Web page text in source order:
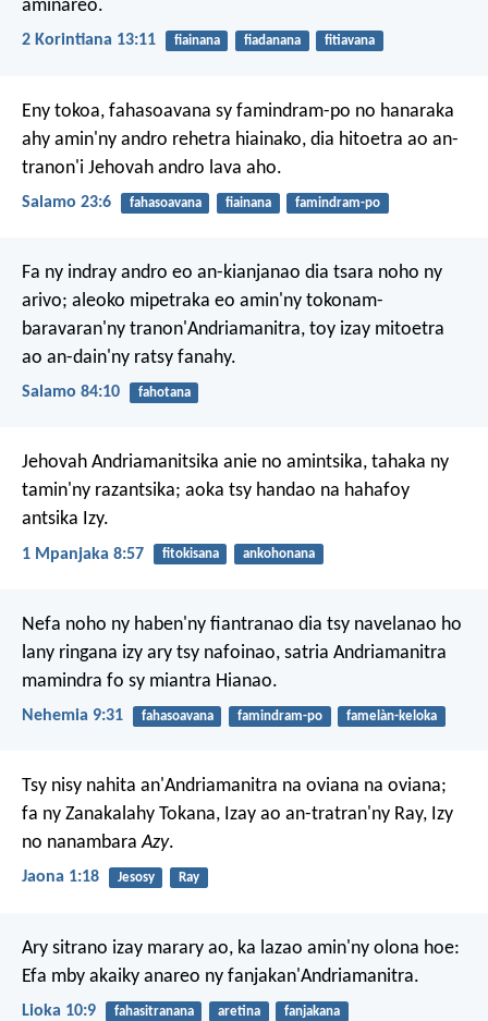
aminareo.
2 Korintiana 13:11 fiainana fiadanana fitiavana
Eny tokoa, fahasoavana sy famindram-po no hanaraka
ahy amin'ny andro rehetra hiainako, dia hitoetra ao an-
tranon'i Jehovah andro lava aho.
Salamo 23:6 fahasoavana fiainana famindram-po
Fa ny indray andro eo an-kianjanao dia tsara noho ny
arivo; aleoko mipetraka eo amin'ny tokonam-
baravaran'ny tranon'Andriamanitra, toy izay mitoetra
ao an-dain'ny ratsy fanahy.
Salamo 84:10 fahotana
Jehovah Andriamanitsika anie no amintsika, tahaka ny
tamin'ny razantsika; aoka tsy handao na hahafoy
antsika Izy.
1 Mpanjaka 8:57 fitokisana ankohonana
Nefa noho ny haben'ny fiantranao dia tsy navelanao ho
lany ringana izy ary tsy nafoinao, satria Andriamanitra
mamindra fo sy miantra Hianao.
Nehemia 9:31 fahasoavana famindram-po famelàn-keloka
Tsy nisy nahita an'Andriamanitra na oviana na oviana;
fa ny Zanakalahy Tokana, Izay ao an-tratran'ny Ray, Izy
no nanambaraAzy.
Jaona 1:18 Jesosy Ray
Ary sitrano izay marary ao, ka lazao amin'ny olona hoe:
Efa mby akaiky anareo ny fanjakan'Andriamanitra.
Lioka 10:9 fahasitranana aretina fanjakana